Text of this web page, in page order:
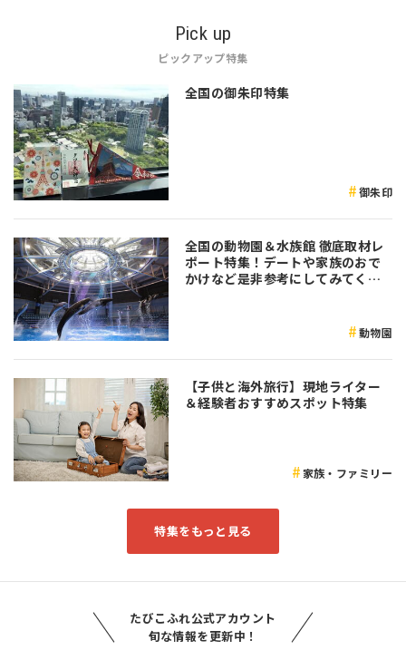
Pick up
ピックアップ特集
全国の御朱印特集
御朱印
全国の動物園＆水族館 徹底取材レ
ポート特集！デートや家族のおで
かけなど是非参考にしてみてくだ
動物園
【子供と海外旅行】現地ライター
＆経験者おすすめスポット特集
家族・ファミリー
特集をもっと見る
たびこふれ公式アカウント
旬な情報を更新中！